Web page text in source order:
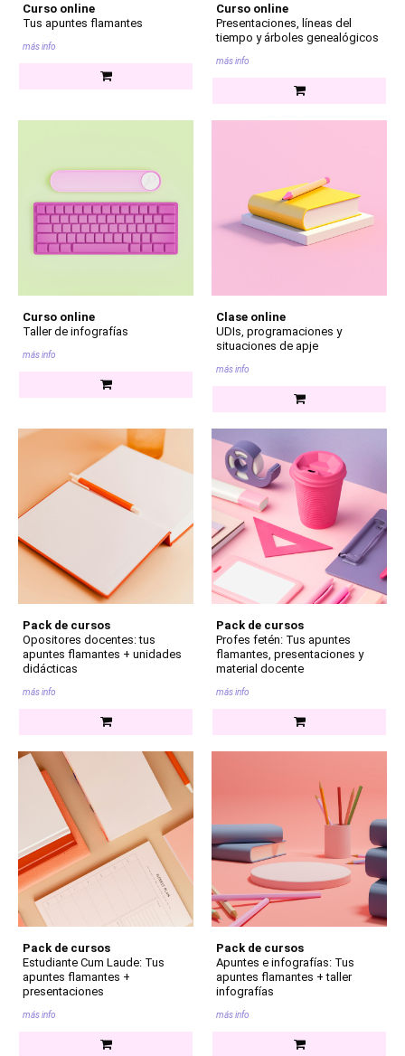
Curso online
Tus apuntes flamantes
más info
Curso online
Presentaciones, líneas del
tiempo y árboles genealógicos
más info
Curso online
Taller de infografías
más info
Clase online
UDIs, programaciones y
situaciones de apje
más info
Pack de cursos
Opositores docentes: tus
apuntes flamantes + unidades
didácticas
más info
Pack de cursos
Profes fetén: Tus apuntes
flamantes, presentaciones y
material docente
más info
Pack de cursos
Estudiante Cum Laude: Tus
apuntes flamantes +
presentaciones
más info
Pack de cursos
Apuntes e infografías: Tus
apuntes flamantes + taller
infografías
más info